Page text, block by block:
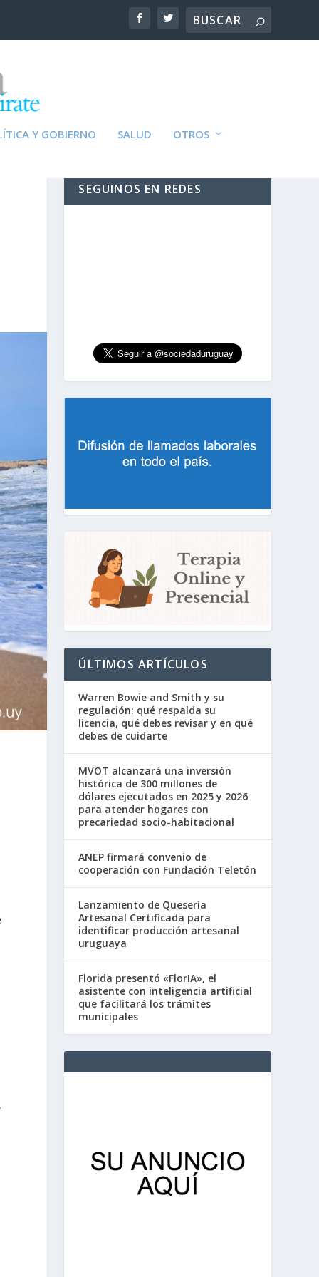
Y GOBIERNO SALUD OTROS
SEGUINOS EN REDES
ÚLTIMOS ARTÍCULOS
Warren Bowie and Smith y su
regulación: qué respalda su
licencia, qué debes revisar y en qué
debes de cuidarte
MVOT alcanzará una inversión
histórica de 300 millones de
dólares ejecutados en 2025 y 2026
para atender hogares con
precariedad socio-habitacional
ANEP firmará convenio de
cooperación con Fundación Teletón
Lanzamiento de Quesería
Artesanal Certificada para
identificar producción artesanal
uruguaya
Florida presentó «FlorIA», el
asistente con inteligencia artificial
que facilitará los trámites
municipales